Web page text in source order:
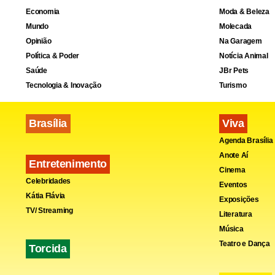
na saúde
da
relação
Thessa
e aumento
tempo de
suas
Economia
Mundo
Opinião
Política & Poder
Saúde
Tecnologia & Inovação
Brasília
Entretenimento
Celebridades
Kátia Flávia
TV/ Streaming
Torcida
Moda & Beleza
Molecada
Na Garagem
Notícia Animal
JBr Pets
Turismo
Viva
Agenda Brasília
Anote Aí
Cinema
Eventos
Exposições
Literatura
Música
Teatro e Dança